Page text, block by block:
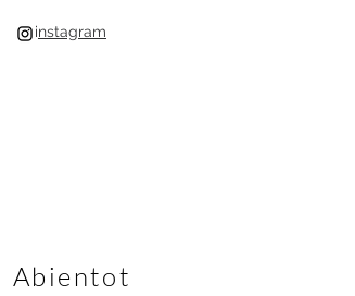
instagram
Abientot